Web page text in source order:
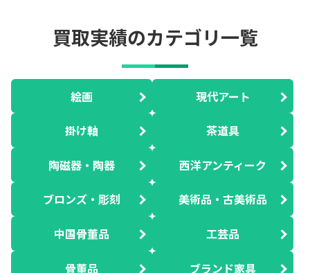
買取実績のカテゴリ一覧
絵画 現代アート
掛け軸 茶道具
陶磁器・陶器 西洋アンティーク
ブロンズ・彫刻 美術品・古美術品
中国骨董品 工芸品
骨董品 ブランド家具